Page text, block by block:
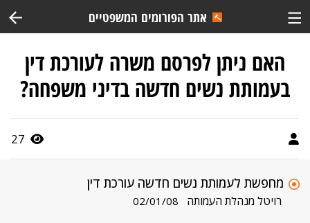
אתר הפורומים המשפטיים
האם ניתן לפרסם משרה לעורכת דין
בעמותת נשים חדשה בדיני משפחה?
27
מחפשת לעמותת נשים חדשה עורכת דין
רויטל מנהלת העמותה 02/01/08